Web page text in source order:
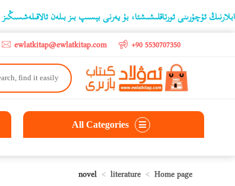
ئورتاقلىشىشتا، بۇ يەرنى بېسىپ بىز بىلەن ئالاقىلەشسىڭىز بولىدۇ
+90 5530707350
ewlatkitap@ewlatkitap.com
All Categories
Home page
literature
novel